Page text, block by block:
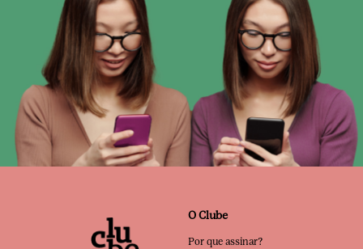
O Clube
Por que assinar?